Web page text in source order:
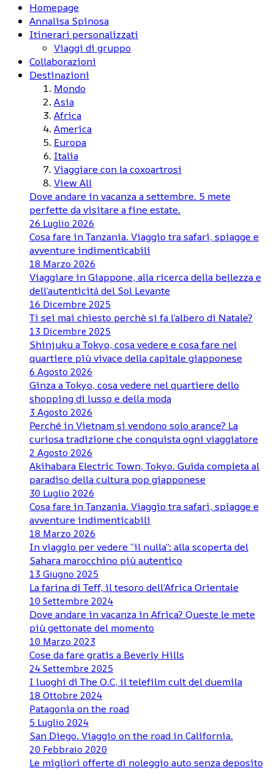
Homepage
Annalisa Spinosa
Itinerari personalizzati
Viaggi di gruppo
Collaborazioni
Destinazioni
Mondo
Asia
Africa
America
Europa
Italia
Viaggiare con la coxoartrosi
View All
Dove andare in vacanza a settembre. 5 mete
perfette da visitare a fine estate.
26 Luglio 2026
Cosa fare in Tanzania. Viaggio tra safari, spiagge e
avventure indimenticabili
18 Marzo 2026
Viaggiare in Giappone, alla ricerca della bellezza e
dell’autenticità del Sol Levante
16 Dicembre 2025
Ti sei mai chiesto perchè si fa l’albero di Natale?
13 Dicembre 2025
Shinjuku a Tokyo, cosa vedere e cosa fare nel
quartiere più vivace della capitale giapponese
6 Agosto 2026
Ginza a Tokyo, cosa vedere nel quartiere dello
shopping di lusso e della moda
3 Agosto 2026
Perché in Vietnam si vendono solo arance? La
curiosa tradizione che conquista ogni viaggiatore
2 Agosto 2026
Akihabara Electric Town, Tokyo. Guida completa al
paradiso della cultura pop giapponese
30 Luglio 2026
Cosa fare in Tanzania. Viaggio tra safari, spiagge e
avventure indimenticabili
18 Marzo 2026
In viaggio per vedere “il nulla”: alla scoperta del
Sahara marocchino più autentico
13 Giugno 2025
La farina di Teff, il tesoro dell’Africa Orientale
10 Settembre 2024
Dove andare in vacanza in Africa? Queste le mete
più gettonate del momento
10 Marzo 2023
Cose da fare gratis a Beverly Hills
24 Settembre 2025
I luoghi di The O.C, il telefilm cult del duemila
18 Ottobre 2024
Patagonia on the road
5 Luglio 2024
San Diego. Viaggio on the road in California.
20 Febbraio 2020
Le migliori offerte di noleggio auto senza deposito